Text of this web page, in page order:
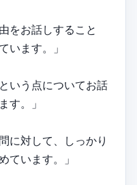
をお話しすること
います。」
という点についてお話
す。」
に対して、しっかり
ています。」